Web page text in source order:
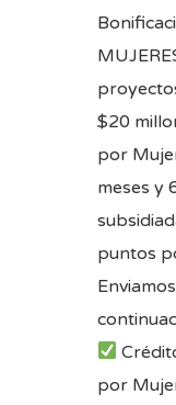
$20
por
meses y
puntos
por